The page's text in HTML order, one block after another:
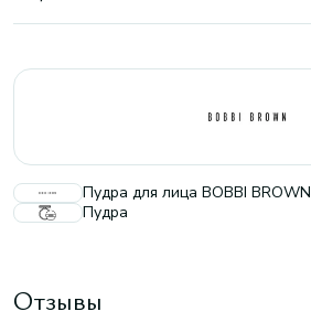
Пудра для лица BOBBI BROWN
Пудра
Отзывы